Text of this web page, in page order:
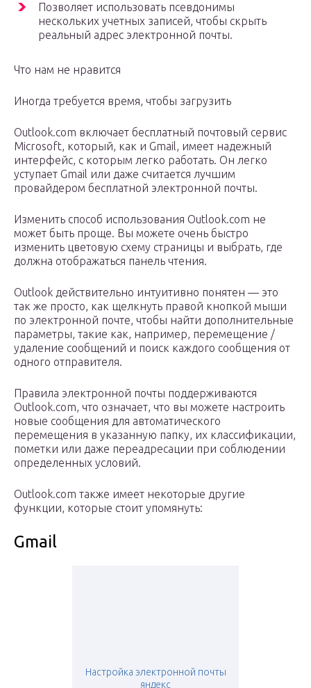
Позволяет использовать псевдонимы
нескольких учетных записей, чтобы скрыть
реальный адрес электронной почты.
Что нам не нравится
Иногда требуется время, чтобы загрузить
Outlook.com включает бесплатный почтовый сервис
Microsoft, который, как и Gmail, имеет надежный
интерфейс, с которым легко работать. Он легко
уступает Gmail или даже считается лучшим
провайдером бесплатной электронной почты.
Изменить способ использования Outlook.com не
может быть проще. Вы можете очень быстро
изменить цветовую схему страницы и выбрать, где
должна отображаться панель чтения.
Outlook действительно интуитивно понятен — это
так же просто, как щелкнуть правой кнопкой мыши
по электронной почте, чтобы найти дополнительные
параметры, такие как, например, перемещение /
удаление сообщений и поиск каждого сообщения от
одного отправителя.
Правила электронной почты поддерживаются
Outlook.com, что означает, что вы можете настроить
новые сообщения для автоматического
перемещения в указанную папку, их классификации,
пометки или даже переадресации при соблюдении
определенных условий.
Outlook.com также имеет некоторые другие
функции, которые стоит упомянуть:
Gmail
Настройка электронной почты
яндекс